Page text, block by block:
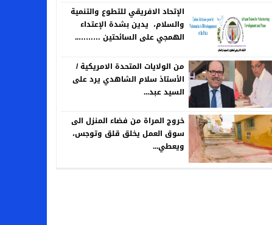
الإتحاد الافريقي للتطوع والتنمية
والسلام، يدين بشدة الإعتداء
الهمجي على السائحتين ………..
من الولايات المتحدة الامريكية /
الأستاذ سلام الشاهدي يرد على
السيد عبد...
خروج المراة من فضاء المنزل الى
سوق العمل يخلق قلق وتوجس،
ويعطي...